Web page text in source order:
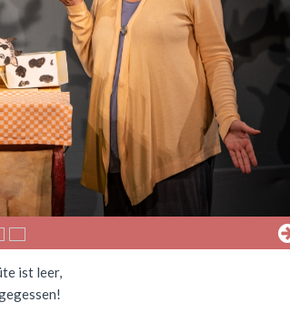
ist leer,